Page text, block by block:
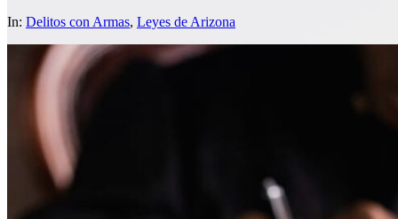
In: Delitos con Armas, Leyes de Arizona